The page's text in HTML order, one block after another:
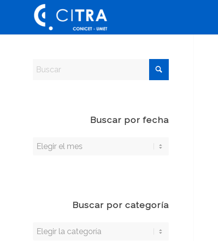
Buscar por fecha
Buscar por categoría